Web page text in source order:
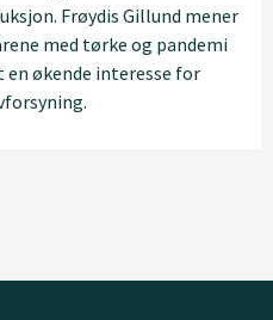
Frøydis Gillund mener
med tørke og pandemi
en økende interesse for